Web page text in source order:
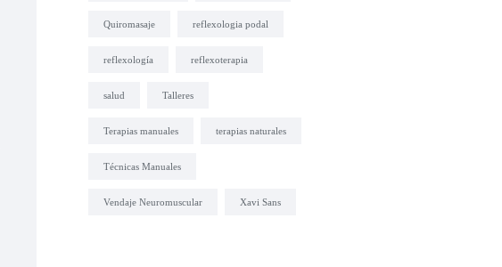
Quiromasaje reflexologia podal
reflexología reflexoterapia
salud Talleres
Terapias manuales terapias naturales
Técnicas Manuales
Vendaje Neuromuscular Xavi Sans